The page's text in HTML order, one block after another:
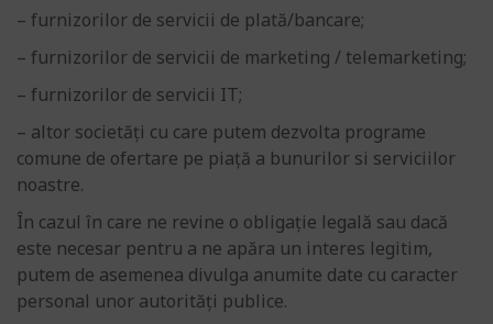
– furnizorilor de servicii de plată/bancare;
– furnizorilor de servicii de marketing / telemarketing;
– furnizorilor de servicii IT;
– altor societăți cu care putem dezvolta programe
comune de ofertare pe piață a bunurilor si serviciilor
noastre.
În cazul în care ne revine o obligație legală sau dacă
este necesar pentru a ne apăra un interes legitim,
putem de asemenea divulga anumite date cu caracter
personal unor autorități publice.